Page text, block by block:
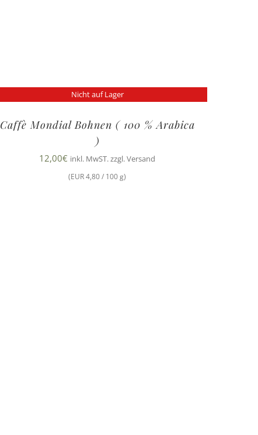
Nicht auf Lager
Caffè Mondial Bohnen ( 100 % Arabica
)
12,00€ inkl. MwST. zzgl. Versand
(EUR 4,80 / 100 g)